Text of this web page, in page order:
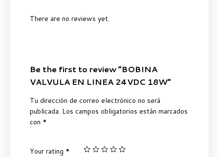
There are no reviews yet.
Be the first to review “BOBINA
VALVULA EN LINEA 24VDC 18W”
Tu dirección de correo electrónico no será
publicada. Los campos obligatorios están marcados
con *
Your rating *